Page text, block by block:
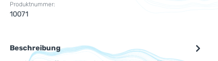
Produktnummer:
10071
Beschreibung